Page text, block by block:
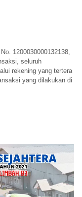
1200030000132138,
seluruh
rekening yang tertera
yang dilakukan di